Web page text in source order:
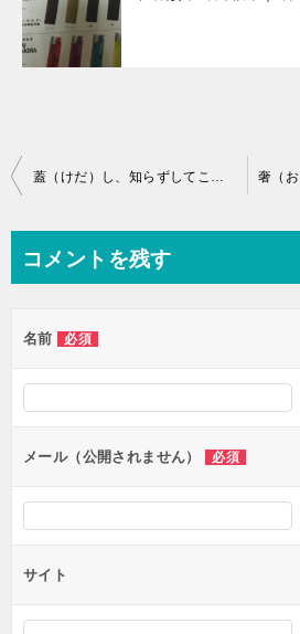
投
ビ
ー
シ
ョ
ン
コメントを残す
名前 必須
メール（公開されません） 必須
サイト